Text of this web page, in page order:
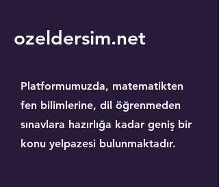
ozeldersim.net
Platformumuzda, matematikten
fen bilimlerine, dil öğrenmeden
sınavlara hazırlığa kadar geniş bir
konu yelpazesi bulunmaktadır.